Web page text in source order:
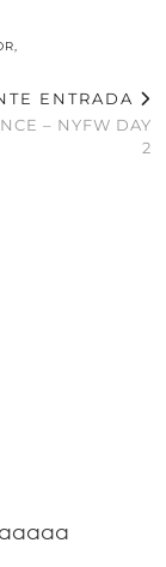
,
ENTRADA
– NYFW DAY
2